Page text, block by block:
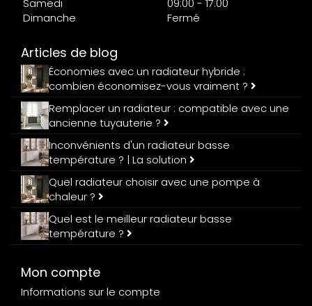
Samedi
09:00 - 17:00
Dimanche
Fermé
Articles de blog
Économies avec un radiateur hybride :
combien économisez-vous vraiment ?
Remplacer un radiateur : compatible avec une
ancienne tuyauterie ?
Inconvénients d'un radiateur basse
température ? | La solution
Quel radiateur choisir avec une pompe à
chaleur ?
Quel est le meilleur radiateur basse
température ?
Mon compte
Informations sur le compte